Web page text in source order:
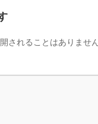
されることはありません